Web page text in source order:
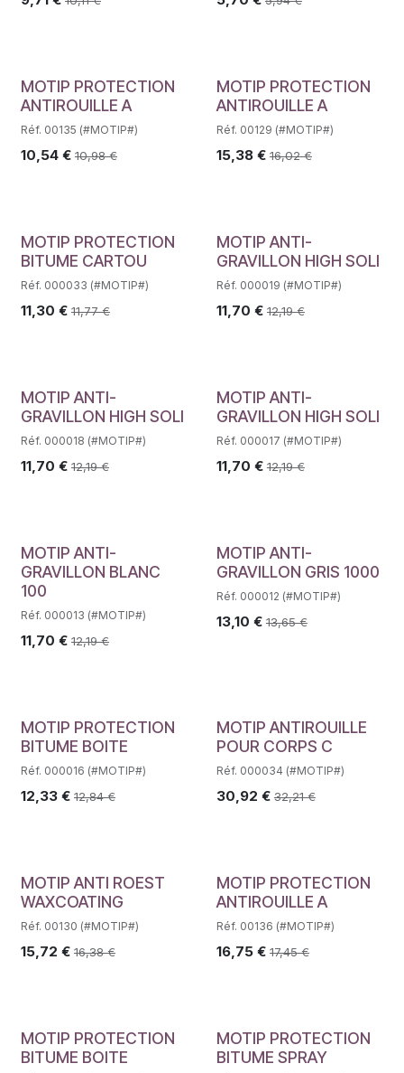
MOTIP PROTECTION
ANTIROUILLE A
Réf. 00135 (#MOTIP#)
10,54 € 10,98€
MOTIP PROTECTION
ANTIROUILLE A
Réf. 00129 (#MOTIP#)
15,38€ 16,02€
MOTIP PROTECTION
BITUME CARTOU
Réf. 000033 (#MOTIP#)
11,30 € 11,77€
MOTIP ANTI-
GRAVILLON HIGH SOLI
Réf. 000019 (#MOTIP#)
11,70 € 12,19€
MOTIP ANTI-
GRAVILLON HIGH SOLI
Réf. 000018 (#MOTIP#)
11,70 € 12,19€
MOTIP ANTI-
GRAVILLON HIGH SOLI
Réf. 000017 (#MOTIP#)
11,70 € 12,19€
MOTIP ANTI-
GRAVILLON BLANC
100
Réf. 000013 (#MOTIP#)
11,70 € 12,19€
MOTIP ANTI-
GRAVILLON GRIS 1000
Réf. 000012 (#MOTIP#)
13,10 € 13,65€
MOTIP PROTECTION
BITUME BOITE
Réf. 000016 (#MOTIP#)
12,33 € 12,84€
MOTIP ANTIROUILLE
POUR CORPS C
Réf. 000034 (#MOTIP#)
30,92 € 32,21€
MOTIP ANTI ROEST
WAXCOATING
Réf. 00130 (#MOTIP#)
15,72 € 16,38€
MOTIP PROTECTION
ANTIROUILLE A
Réf. 00136 (#MOTIP#)
16,75€ 17,45€
MOTIP PROTECTION
BITUME BOITE
MOTIP PROTECTION
BITUME SPRAY